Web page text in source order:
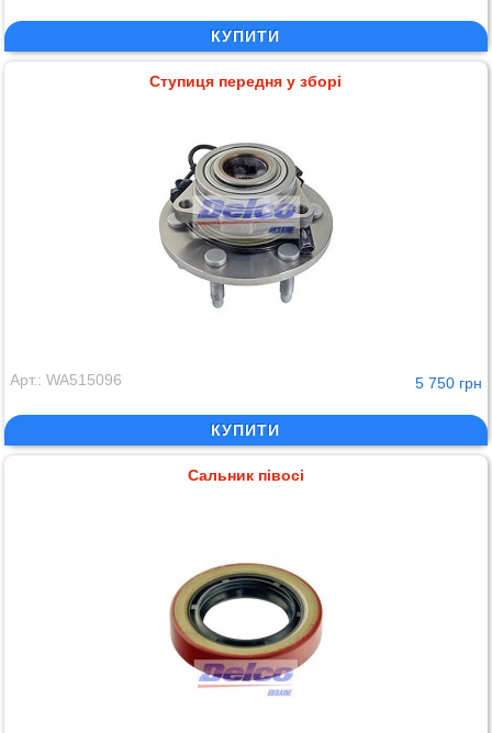
КУПИТИ
Ступиця передня у зборі
Арт.: WA515096 5 750 грн
КУПИТИ
Сальник півосі